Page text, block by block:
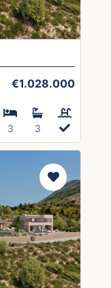
€1.028.000
3 3